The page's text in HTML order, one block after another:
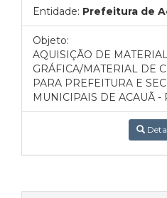
Entidade: Prefeitura de
Objeto:
AQUISIÇÃO DE
GRÁFICA/MATERIAL DE
PARA PREFEITURA E
MUNICIPAIS DE ACAUÃ -